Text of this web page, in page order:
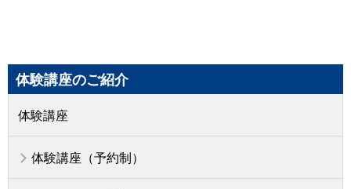
体験講座のご紹介
体験講座
体験講座（予約制）